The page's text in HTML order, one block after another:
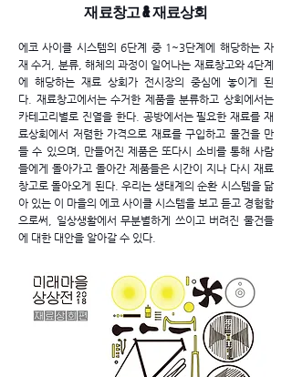
재료창고 & 재료상회
에코 사이클 시스템의 6단계 중 1~3단계에 해당하는 자
재 수거, 분류, 해체의 과정이 일어나는 재료창고와 4단계
에 해당하는 재료 상회가 전시장의 중심에 놓이게 된
다. 재료창고에서는 수거한 제품을 분류하고 상회에서는
카테고리별로 진열을 한다. 공방에서는 필요한 재료를 재
료상회에서 저렴한 가격으로 재료를 구입하고 물건을 만
들 수 있으며, 만들어진 제품은 또다시 소비를 통해 사람
들에게 돌아가고 돌아간 제품들은 시간이 지나 다시 재료
창고로 돌아오게 된다. 우리는 생태계의 순환 시스템을 닮
아 있는 이 마을의 에코 사이클 시스템을 보고 듣고 경험함
으로써, 일상생활에서 무분별하게 쓰이고 버려진 물건들
에 대한 대안을 알아갈 수 있다.